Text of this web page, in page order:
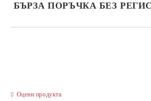
БЪРЗА ПОРЪЧКА БЕЗ
Оцени продукта